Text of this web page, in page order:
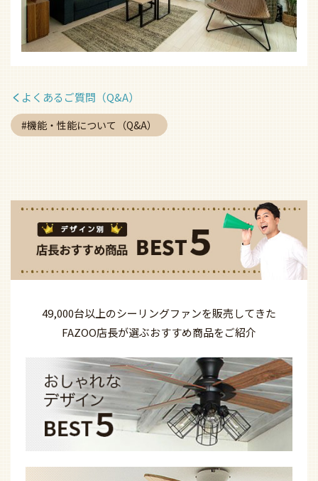
よくあるご質問（Q&A）
機能・性能について（Q&A）
49,000台以上のシーリングファンを販売してきた
FAZOO店長が選ぶおすすめ商品をご紹介